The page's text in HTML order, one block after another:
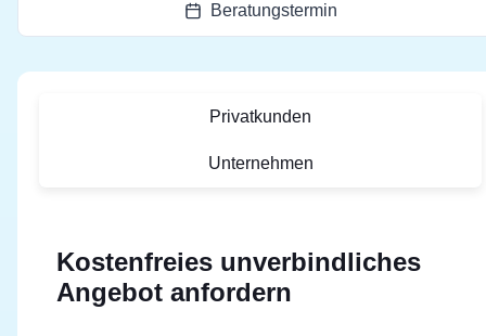
Beratungstermin
Privatkunden
Unternehmen
Kostenfreies unverbindliches
Angebot anfordern